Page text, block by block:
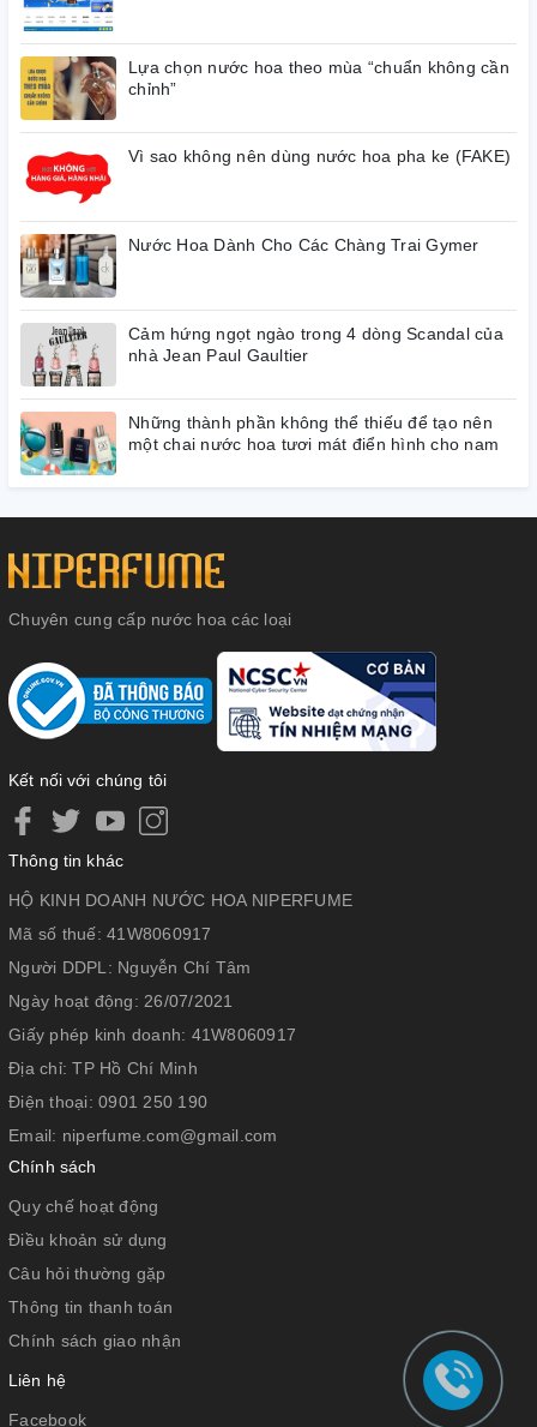
Lựa chọn nước hoa theo mùa “chuẩn không cần
chỉnh”
Vì sao không nên dùng nước hoa pha ke (FAKE)
Nước Hoa Dành Cho Các Chàng Trai Gymer
Cảm hứng ngọt ngào trong 4 dòng Scandal của
nhà Jean Paul Gaultier
Những thành phần không thể thiếu để tạo nên
một chai nước hoa tươi mát điển hình cho nam
Chuyên cung cấp nước hoa các loại
Kết nối với chúng tôi
Thông tin khác
HỘ KINH DOANH NƯỚC HOA NIPERFUME
Mã số thuế: 41W8060917
Người DDPL: Nguyễn Chí Tâm
Ngày hoạt động: 26/07/2021
Giấy phép kinh doanh: 41W8060917
Địa chỉ:TP Hồ Chí Minh
Điện thoại: 0901 250 190
Email: niperfume.com@gmail.com
Chính sách
Quy chế hoạt động
Điều khoản sử dụng
Câu hỏi thường gặp
Thông tin thanh toán
Chính sách giao nhận
Liên hệ
Facebook